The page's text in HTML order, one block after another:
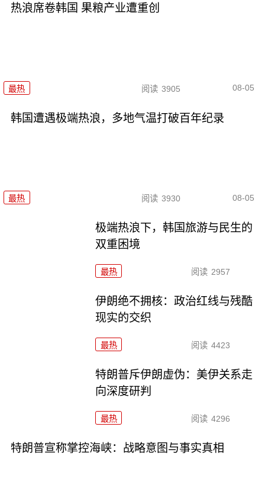
热浪席卷韩国 果粮产业遭重创
最热 阅读 3905 08-05
韩国遭遇极端热浪，多地气温打破百年纪录
最热 阅读 3930 08-05
极端热浪下，韩国旅游与民生的
双重困境
最热 阅读 2957
伊朗绝不拥核：政治红线与残酷
现实的交织
最热 阅读 4423
特朗普斥伊朗虚伪：美伊关系走
向深度研判
最热 阅读 4296
特朗普宣称掌控海峡：战略意图与事实真相